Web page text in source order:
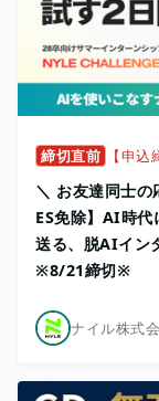
締切直前 【申
＼ お友達同士の
ES免除】AI時
送る、脱AIイン
※8/21締切※
ナイル株式